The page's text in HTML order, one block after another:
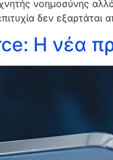
νοημοσύνης
δεν
Η νέα